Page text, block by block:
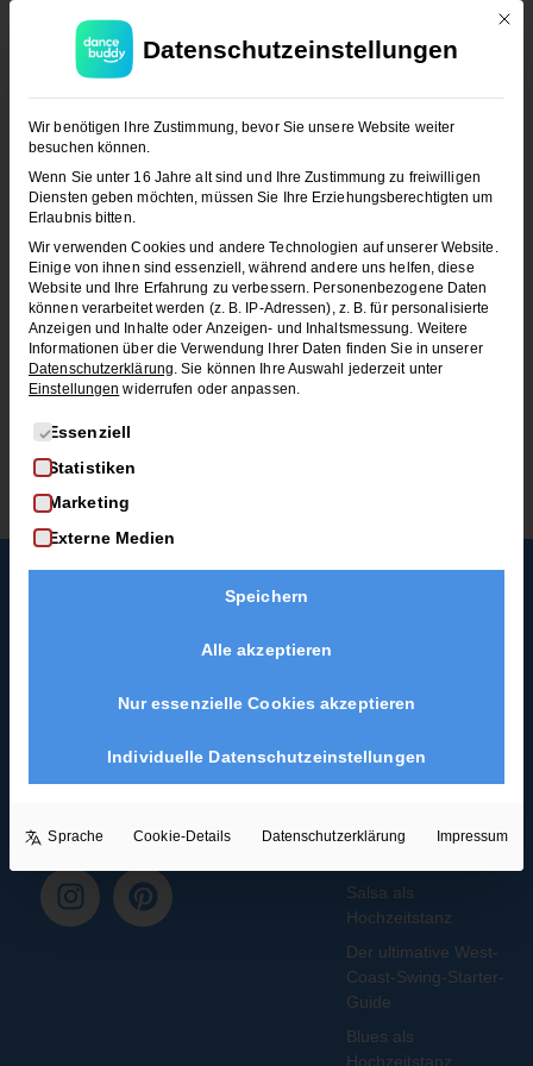
BOOGIE WOOGIE LINDY HOP
WEST COAST SWING
Schwungvoll durchstarten: Swing
tanzen für Anfänger*innen
Du willst Swing tanzen lernen? Wir verraten dir
alles über Lindy Hop, West…
Rechtl
iches
Datenschutz
Widerrufsrecht
Mehr
Infos
Kontakt
FAQ
durchstarten: Swing
So wirst du zum
Salsa als
Hochzeitstanz
Der ultimative West-
Coast-Swing-Starter-
Guide
Blues als
Hochzeitstanz
Mit
Datenschutzeinstellungen
Wir benötigen Ihre Zustimmung, bevor Sie unsere Website weiter
besuchen können.
Wenn Sie unter 16 Jahre alt sind und Ihre Zustimmung zu freiwilligen
Diensten geben möchten, müssen Sie Ihre Erziehungsberechtigten um
Erlaubnis bitten.
Wir verwenden Cookies und andere Technologien auf unserer Website.
Einige von ihnen sind essenziell, während andere uns helfen, diese
Website und Ihre Erfahrung zu verbessern. Personenbezogene Daten
können verarbeitet werden (z. B. IP-Adressen), z. B. für personalisierte
Anzeigen und Inhalte oder Anzeigen- und Inhaltsmessung. Weitere
Informationen über die Verwendung Ihrer Daten finden Sie in unserer
Datenschutzerklärung. Sie können Ihre Auswahl jederzeit unter
Einstellungen widerrufen oder anpassen.
Es folgt eine Liste der Service-Gruppen, für die eine
Essenziell
Statistiken
Marketing
Externe Medien
Speichern
Alle akzeptieren
Nur essenzielle Cookies akzeptieren
Individuelle Datenschutzeinstellungen
Sprache Cookie-Details Datenschutzerklärung Impressum